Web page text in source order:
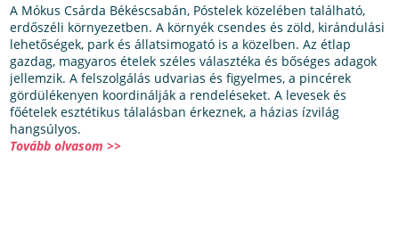
A Mókus Csárda Békéscsabán, Póstelek közelében található,
erdőszéli környezetben. A környék csendes és zöld, kirándulási
lehetőségek, park és állatsimogató is a közelben. Az étlap
gazdag, magyaros ételek széles választéka és bőséges adagok
jellemzik. A felszolgálás udvarias és figyelmes, a pincérek
gördülékenyen koordinálják a rendeléseket. A levesek és
főételek esztétikus tálalásban érkeznek, a házias ízvilág
hangsúlyos.
Tovább olvasom >>